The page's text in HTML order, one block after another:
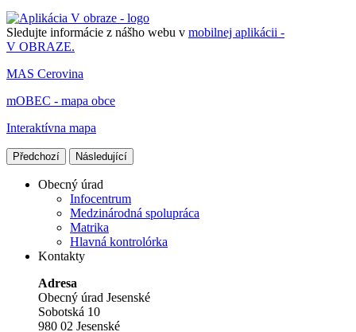
Sledujte informácie z nášho webu v mobilnej aplikácii -
V OBRAZE.
MAS Cerovina
mOBEC - mapa obce
Interaktívna mapa
Předchozí Následující
Obecný úrad
Infocentrum
Medzinárodná spolupráca
Matrika
Hlavná kontrolórka
Kontakty
Adresa
Obecný úrad Jesenské
Sobotská 10
980 02 Jesenské